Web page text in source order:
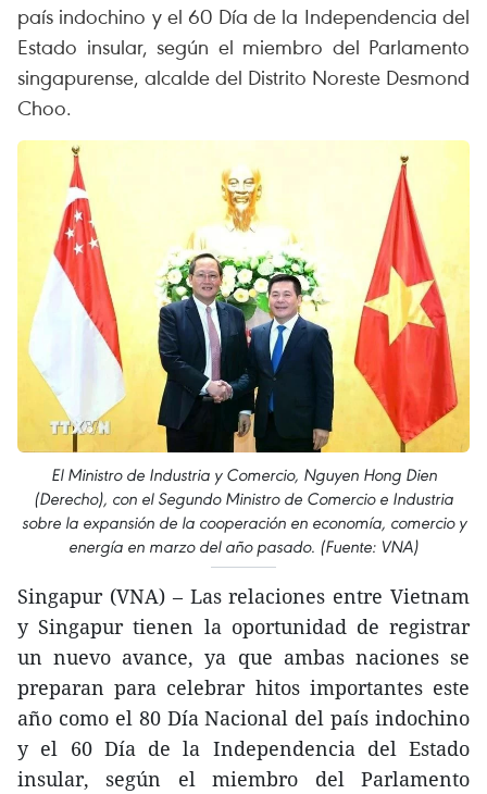
país indochino y el 60 Día de la Independencia del
Estado insular, según el miembro del Parlamento
singapurense, alcalde del Distrito Noreste Desmond
Choo.
El Ministro de Industria y Comercio, Nguyen Hong Dien
(Derecho), con el Segundo Ministro de Comercio e Industria
sobre la expansión de la cooperación en economía, comercio y
energía en marzo del año pasado. (Fuente: VNA)
Singapur (VNA) – Las relaciones entre Vietnam
y Singapur tienen la oportunidad de registrar
un nuevo avance, ya que ambas naciones se
preparan para celebrar hitos importantes este
año como el 80 Día Nacional del país indochino
y el 60 Día de la Independencia del Estado
insular, según el miembro del Parlamento